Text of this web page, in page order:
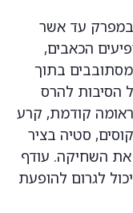
עד אשר
הכאבים,
מסתובבים בתוך
הסיבות להרס
קודמת, קרע
סטיה בציר
את השחיקה. עודף
לגרום להופעת